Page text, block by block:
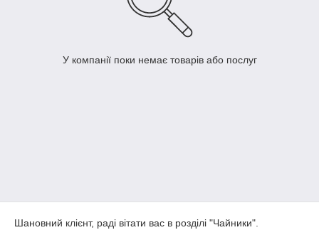
У компанії поки немає товарів або послуг
Шановний клієнт, раді вітати вас в розділі "Чайники".